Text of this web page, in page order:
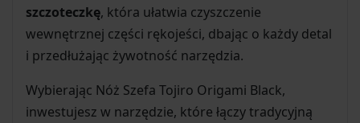
szczoteczkę, która ułatwia czyszczenie
wewnętrznej części rękojeści, dbając o każdy detal
i przedłużając żywotność narzędzia.
Wybierając Nóż Szefa Tojiro Origami Black,
inwestujesz w narzędzie, które łączy tradycyjną